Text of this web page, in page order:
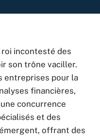
incontesté des
son trône vaciller.
entreprises pour la
financières,
concurrence
et des
offrant des